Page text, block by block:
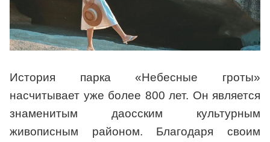
История парка «Небесные гроты»
насчитывает уже более 800 лет. Он является
знаменитым даосским культурным
живописным районом. Благодаря своим